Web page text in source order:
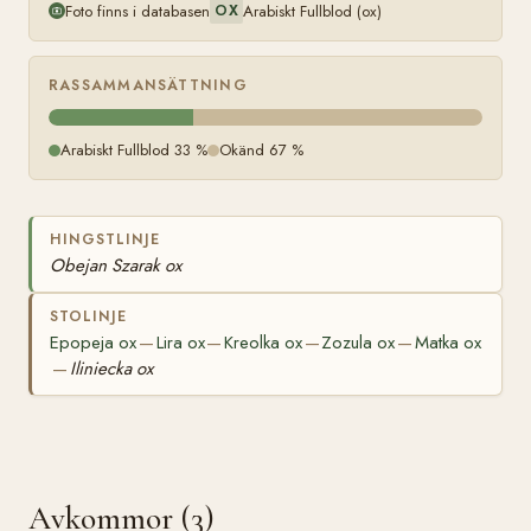
Foto finns i databasen OX Arabiskt Fullblod (ox)
RASSAMMANSÄTTNING
Arabiskt Fullblod 33 % Okänd 67 %
HINGSTLINJE
Obejan Szarak ox
STOLINJE
Epopeja ox—Lira ox—Kreolka ox—Zozula ox—Matka ox
— Iliniecka ox
Avkommor (3)